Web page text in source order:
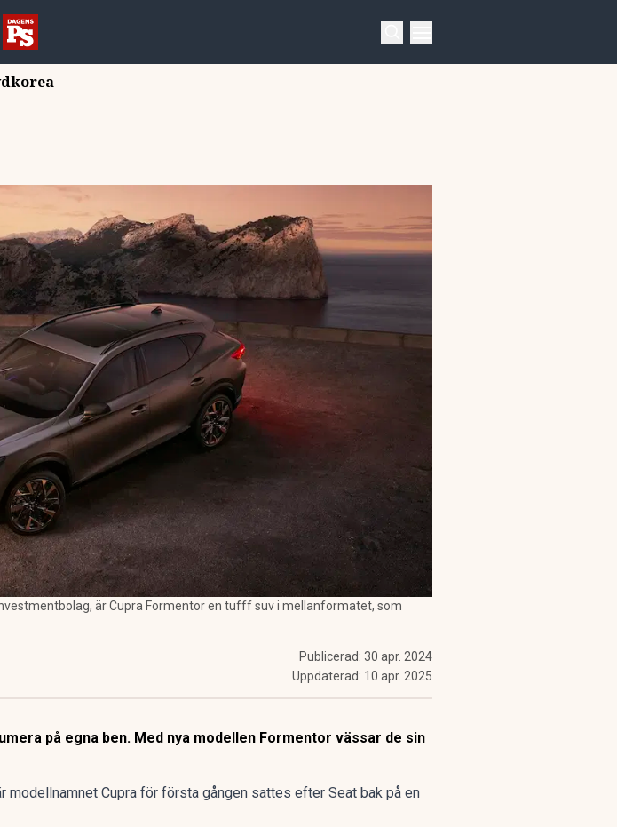
är Cupra Formentor en tufff suv i mellanformatet, som
Publicerad: 30 apr. 2024
Uppdaterad: 10 apr. 2025
på egna ben. Med nya modellen Formentor vässar de sin
Cupra för första gången sattes efter Seat bak på en